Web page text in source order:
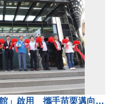
冠軍建材「近零展望建材館」啟用 攜手苗栗邁向低碳建築新未來